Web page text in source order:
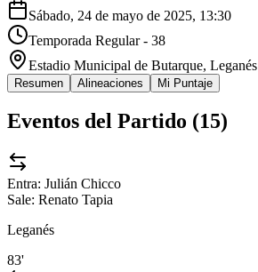
Sábado, 24 de mayo de 2025, 13:30
Temporada Regular - 38
Estadio Municipal de Butarque, Leganés
Resumen Alineaciones Mi Puntaje
Eventos del Partido (15)
Entra: Julián Chicco
Sale: Renato Tapia
Leganés
83'